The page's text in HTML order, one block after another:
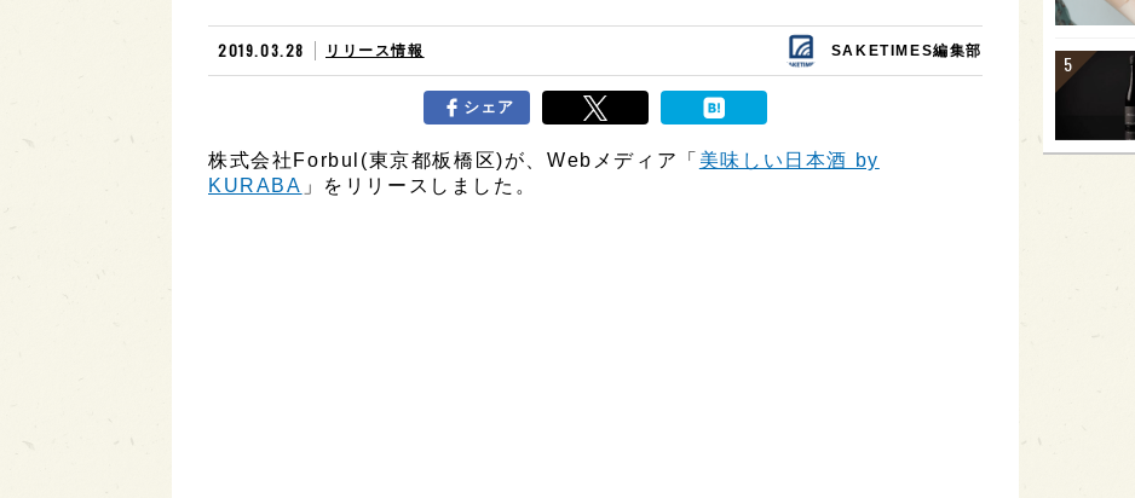
2019.03.28 リリース情報 SAKETIMES編集部
シェア
株式会社Forbul(東京都板橋区)が、Webメディア「 美味しい日本酒 by
KURABA 」をリリースしました。